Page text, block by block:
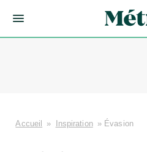
Accueil » Inspiration » Évasion